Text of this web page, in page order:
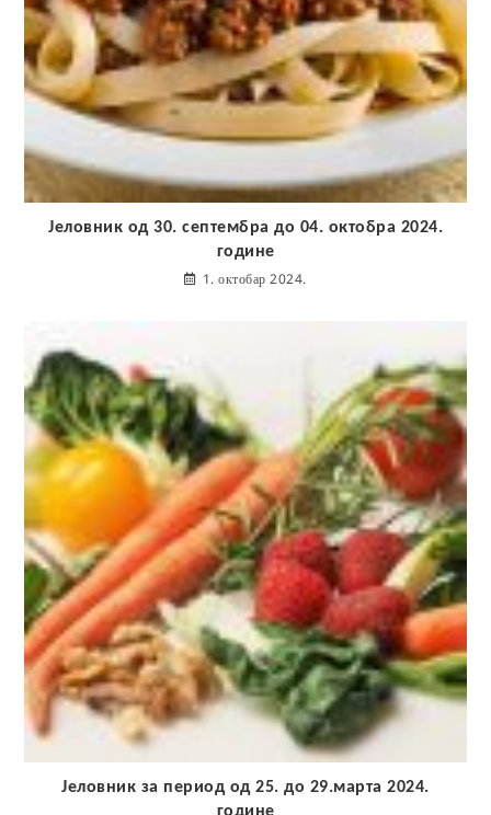
Јеловник од 30. септембра до 04. октобра 2024.
године
1. октобар 2024.
Јеловник за период од 25. до 29.марта 2024.